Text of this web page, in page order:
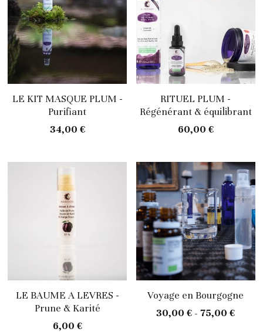
LE KIT MASQUE PLUM -
Purifiant
34,00 €
RITUEL PLUM -
Régénérant & équilibrant
60,00 €
LE BAUME A LEVRES -
Prune & Karité
6,00 €
Voyage en Bourgogne
30,00 € - 75,00 €